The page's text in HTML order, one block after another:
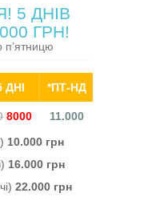
5 ДНІВ
ГРН!
п’ятницю
ДНІ *ПТ-НД
8000
11.000
10.000 грн
16.000 грн
22.000 грн